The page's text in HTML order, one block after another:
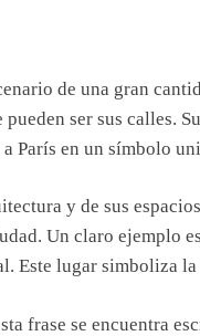
de una gran
ser sus calles.
París en un símbolo
y de sus
Un claro ejemplo
Este lugar simboliza
frase se encuentra